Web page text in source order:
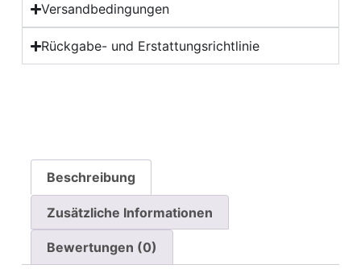
Versandbedingungen
Rückgabe- und Erstattungsrichtlinie
Beschreibung
Zusätzliche Informationen
Bewertungen (0)